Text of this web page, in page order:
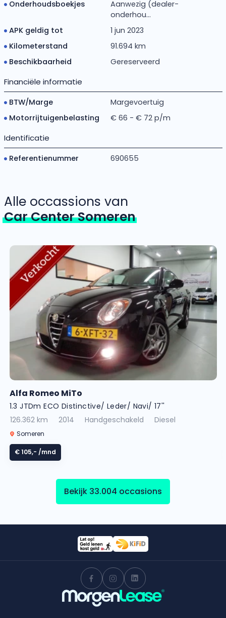
Onderhoudsboekjes
Aanwezig (dealer-
onderhou...
APK geldig tot
1 jun 2023
Kilometerstand
91.694 km
Beschikbaarheid
Gereserveerd
Financiële informatie
BTW/Marge
Margevoertuig
Motorrijtuigenbelasting
€ 66 - € 72 p/m
Identificatie
Referentienummer 690655
Alle occassions van
Car Center Someren
Alfa Romeo MiTo
1.3 JTDm ECO Distinctive/ Leder/ Navi/ 17''
126.362 km
2014 Handgeschakeld Diesel
Someren
€ 105,- /mnd
Bekijk 33.004 occasions